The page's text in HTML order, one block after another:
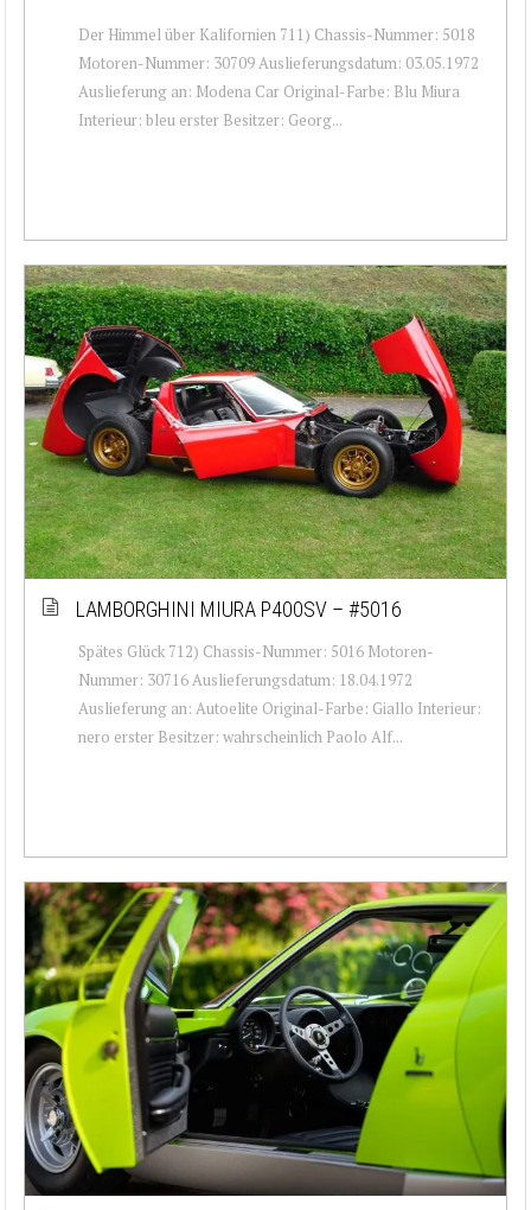
Der Himmel über Kalifornien 711) Chassis-Nummer: 5018
Motoren-Nummer: 30709 Auslieferungsdatum: 03.05.1972
Auslieferung an: Modena Car Original-Farbe: Blu Miura
Interieur: bleu erster Besitzer: Georg...
LAMBORGHINI MIURA P400SV – #5016
Spätes Glück 712) Chassis-Nummer: 5016 Motoren-
Nummer: 30716 Auslieferungsdatum: 18.04.1972
Auslieferung an: Autoelite Original-Farbe: Giallo Interieur:
nero erster Besitzer: wahrscheinlich Paolo Alf...